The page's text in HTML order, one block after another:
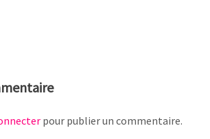
pour publier un commentaire.